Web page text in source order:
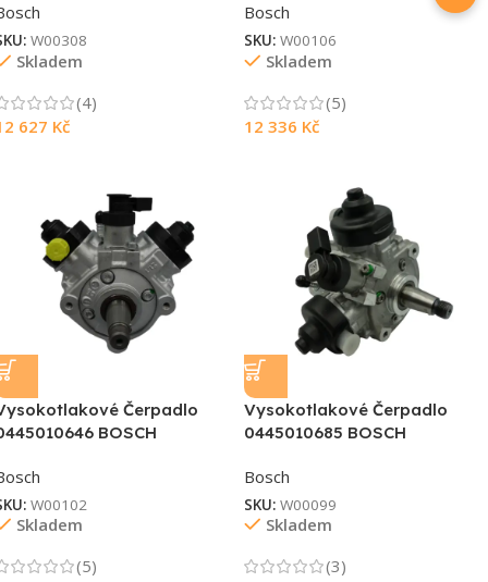
W00308
Skladem
(4)
627 Kč
Bosch
SKU: W00106
Skladem
(5)
12 336 Kč
Čerpadlo
BOSCH
W00102
Skladem
(5)
Vysokotlakové Čerpadlo
0445010685 BOSCH
Bosch
SKU: W00099
Skladem
(3)